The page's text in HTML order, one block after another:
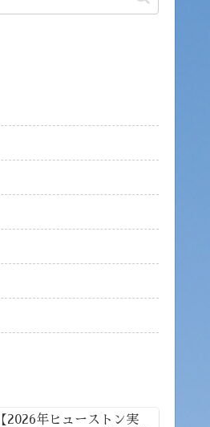
【2026年ヒューストン実